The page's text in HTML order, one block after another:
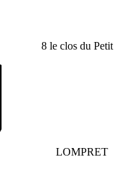
8 le clos du Petit
LOMPRET